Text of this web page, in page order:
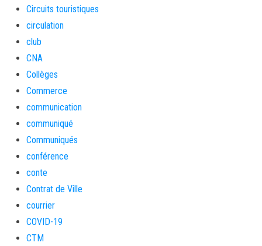
Circuits touristiques
circulation
club
CNA
Collèges
Commerce
communication
communiqué
Communiqués
conférence
conte
Contrat de Ville
courrier
COVID-19
CTM